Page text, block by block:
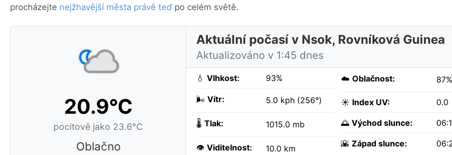
procházejte nejžhavější města právě teďpo celém světě.
20.9°C
pocitově jako 23.6°C
Oblačno
Aktuální počasí v Nsok, Rovníková Guinea
Aktualizováno v 1:45 dnes
💧 Vlhkost: 93%
🌬️ Vítr: 5.0 kph (256°)
🌡️ Tlak: 1015.0 mb
👁️ Viditelnost: 10.0 km
☁️ Oblačnost: 87%
☀️ Index UV: 0.0
🌅 Východ slunce:
🌇 Západ slunce: